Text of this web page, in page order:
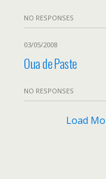
NO RESPONSES
03/05/2008
Oua de Paste
NO RESPONSES
Load